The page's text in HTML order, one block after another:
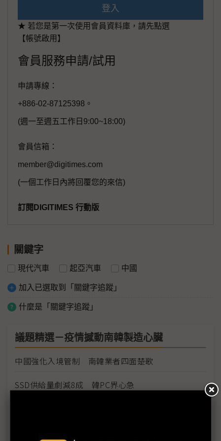
登入
★ 若您是第一次使用會員資料庫，請先點選
【帳號啟用】
會員服務申請/試用
申請專線：
+886-02-87125398。
(週一至週五工作日9:00~18:00)
會員信箱：
member@digitimes.com
(一個工作日內將回覆您的來信)
訂閱DIGITIMES 行動版
關鍵字
現代汽車 起亞汽車 中國
加入已選取到「關鍵字追蹤」
什麼是「關鍵字追蹤」
議題精選－疫情撼動南韓製造心臟
中國強化入境管制 南韓業者四面楚歌
SSD供給量劇減8成 韓PC界心急